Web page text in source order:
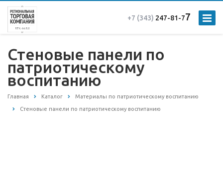
+7 (343) 247-81-77
Стеновые панели по
патриотическому
воспитанию
Главная Каталог Материалы по патриотическому воспитанию
Стеновые панели по патриотическому воспитанию